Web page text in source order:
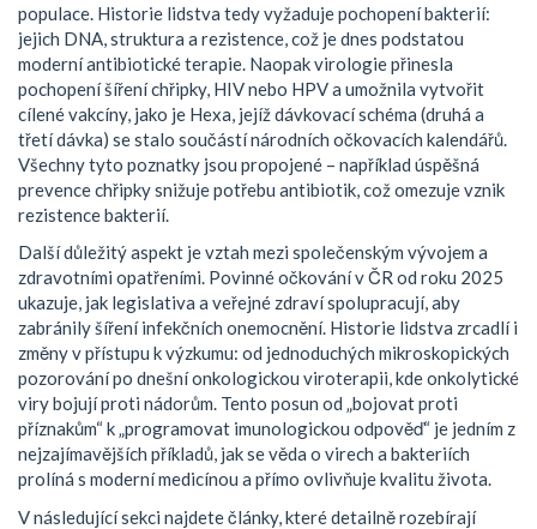
populace. Historie lidstva tedy vyžaduje pochopení bakterií:
jejich DNA, struktura a rezistence, což je dnes podstatou
moderní antibiotické terapie. Naopak virologie přinesla
pochopení šíření chřipky, HIV nebo HPV a umožnila vytvořit
cílené vakcíny, jako je Hexa, jejíž dávkovací schéma (druhá a
třetí dávka) se stalo součástí národních očkovacích kalendářů.
Všechny tyto poznatky jsou propojené – například úspěšná
prevence chřipky snižuje potřebu antibiotik, což omezuje vznik
rezistence bakterií.
Další důležitý aspekt je vztah mezi společenským vývojem a
zdravotními opatřeními. Povinné očkování v ČR od roku 2025
ukazuje, jak legislativa a veřejné zdraví spolupracují, aby
zabránily šíření infekčních onemocnění. Historie lidstva zrcadlí i
změny v přístupu k výzkumu: od jednoduchých mikroskopických
pozorování po dnešní onkologickou viroterapii, kde onkolytické
viry bojují proti nádorům. Tento posun od „bojovat proti
příznakům“ k „programovat imunologickou odpověď“ je jedním z
nejzajímavějších příkladů, jak se věda o virech a bakteriích
prolíná s moderní medicínou a přímo ovlivňuje kvalitu života.
V následující sekci najdete články, které detailně rozebírají